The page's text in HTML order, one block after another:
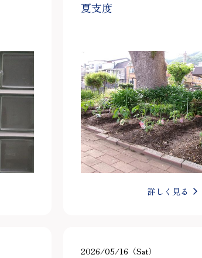
夏支度
詳しく見る
2026/05/16（Sat）